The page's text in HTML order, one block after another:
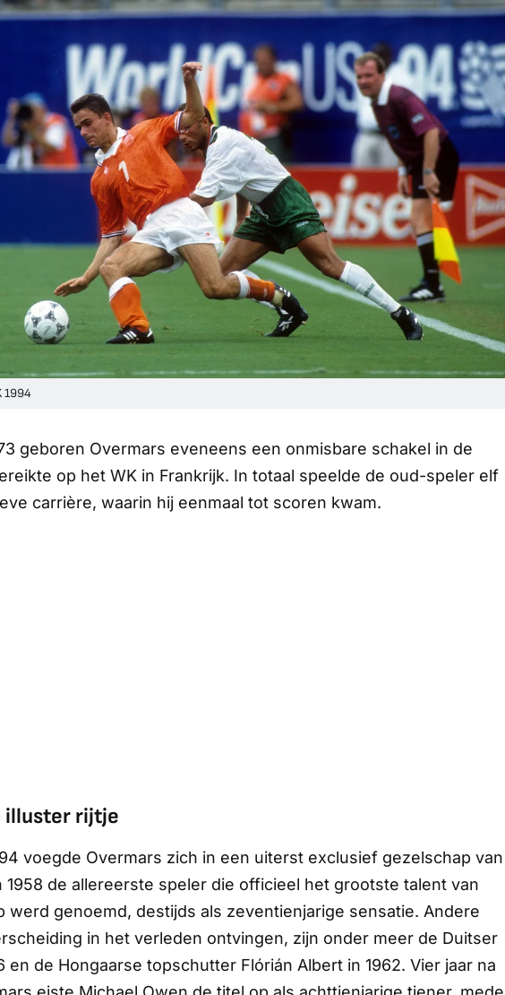
1994
geboren Overmars eveneens een onmisbare schakel in de
op het WK in Frankrijk. In totaal speelde de oud-speler elf
carrière, waarin hij eenmaal tot scoren kwam.
illuster rijtje
voegde Overmars zich in een uiterst exclusief gezelschap van
de allereerste speler die officieel het grootste talent van
werd genoemd, destijds als zeventienjarige sensatie. Andere
in het verleden ontvingen, zijn onder meer de Duitser
en de Hongaarse topschutter Flórián Albert in 1962. Vier jaar na